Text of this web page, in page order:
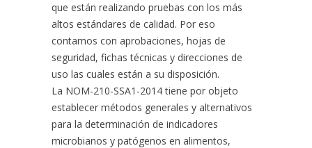
que están realizando pruebas con los más
altos estándares de calidad. Por eso
contamos con aprobaciones, hojas de
seguridad, fichas técnicas y direcciones de
uso las cuales están a su disposición.
La NOM-210-SSA1-2014 tiene por objeto
establecer métodos generales y alternativos
para la determinación de indicadores
microbianos y patógenos en alimentos,